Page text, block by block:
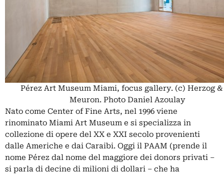
Pérez Art Museum Miami, focus gallery. (c) Herzog &
Meuron. Photo Daniel Azoulay
Nato come Center of Fine Arts, nel 1996 viene
rinominato Miami Art Museum e si specializza in
collezione di opere del XX e XXI secolo provenienti
dalle Americhe e dai Caraibi. Oggi il PAAM (prende il
nome Pérez dal nome del maggiore dei donors privati –
si parla di decine di milioni di dollari – che ha